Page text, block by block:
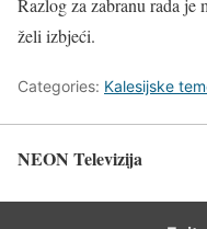
Razlog za zabranu rada je
želi izbjeći.
Categories: Kalesijske
NEON Televizija